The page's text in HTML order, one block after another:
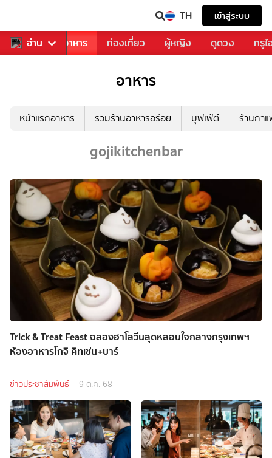
TH เข้าสู่ระบบ
อ่าน
การเพลง อาหาร ท่องเที่ยว ผู้หญิง ดูดวง ทรู
อาหาร
หน้าแรกอาหาร รวมร้านอาหารอร่อย บุฟเฟ่ต์ ร้านกา
gojikitchenbar
Trick & Treat Feast ฉลองฮาโลวีนสุดหลอนใจกลางกรุงเทพฯ
ห้องอาหารโกจิ คิทเช่น+บาร์
ข่าวประชาสัมพันธ์ 9 ต.ค. 68